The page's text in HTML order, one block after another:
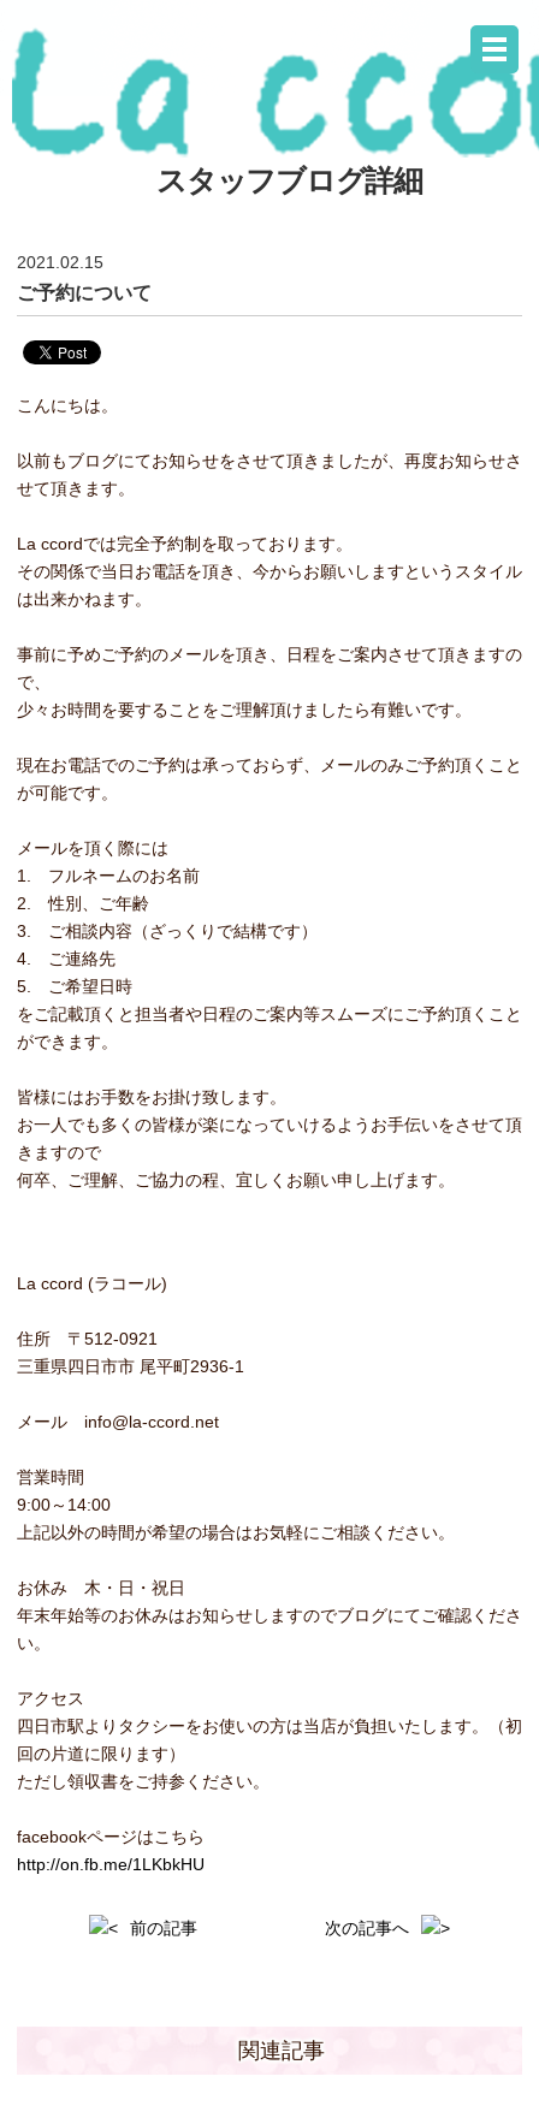
スタッフブログ詳細
2021.02.15
ご予約について
こんにちは。
以前もブログにてお知らせをさせて頂きましたが、再度お知らせさ
せて頂きます。
La ccordでは完全予約制を取っております。
その関係で当日お電話を頂き、今からお願いしますというスタイル
は出来かねます。
事前に予めご予約のメールを頂き、日程をご案内させて頂きますの
で、
少々お時間を要することをご理解頂けましたら有難いです。
現在お電話でのご予約は承っておらず、メールのみご予約頂くこと
が可能です。
メールを頂く際には
1. フルネームのお名前
2. 性別、ご年齢
3. ご相談内容（ざっくりで結構です）
4. ご連絡先
5. ご希望日時
をご記載頂くと担当者や日程のご案内等スムーズにご予約頂くこと
ができます。
皆様にはお手数をお掛け致します。
お一人でも多くの皆様が楽になっていけるようお手伝いをさせて頂
きますので
何卒、ご理解、ご協力の程、宜しくお願い申し上げます。
La ccord (ラコール)
住所 〒512-0921
三重県四日市市 尾平町2936-1
メール info@la-ccord.net
営業時間
9:00～14:00
上記以外の時間が希望の場合はお気軽にご相談ください。
お休み 木・日・祝日
年末年始等のお休みはお知らせしますのでブログにてご確認くださ
い。
アクセス
四日市駅よりタクシーをお使いの方は当店が負担いたします。（初
回の片道に限ります）
ただし領収書をご持参ください。
facebookページはこちら
http://on.fb.me/1LKbkHU
前の記事 次の記事へ
関連記事